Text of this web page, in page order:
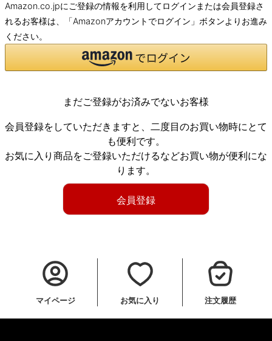
Amazon.co.jpにご登録の情報を利用してログインまたは会員登録さ
れるお客様は、「Amazonアカウントでログイン」ボタンよりお進み
ください。
まだご登録がお済みでないお客様
会員登録をしていただきますと、二度目のお買い物時にとて
も便利です。
お気に入り商品をご登録いただけるなどお買い物が便利にな
ります。
会員登録
マイページ お気に入り 注文履歴